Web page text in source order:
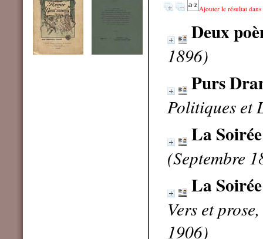
Ajouter le résultat
Deux
1896)
Purs
Politiques et
La
(Septembre
La
Vers et
1906)